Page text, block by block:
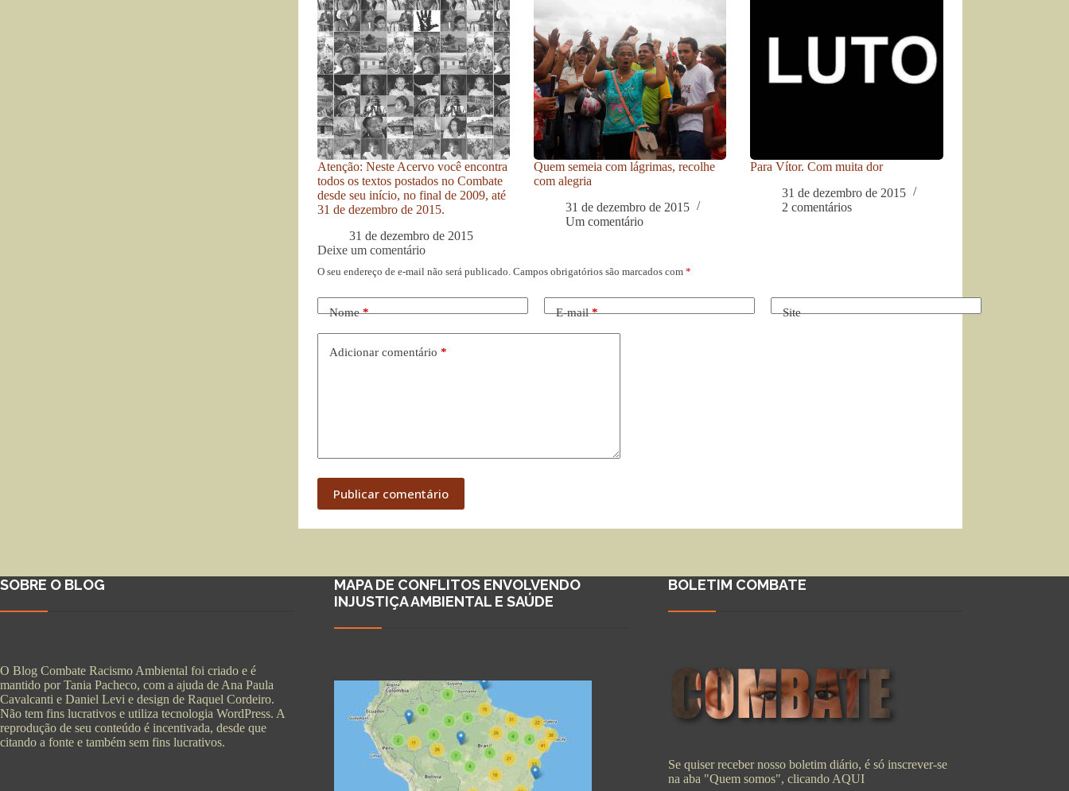
Atenção: Neste Acervo você encontra
todos os textos postados no Combate
desde seu início, no final de 2009, até
31 de dezembro de 2015.
31 de dezembro de 2015
Quem semeia com lágrimas, recolhe
com alegria
31 de dezembro de 2015
Um comentário
Para Vítor. Com muita dor
31 de dezembro de 2015
2 comentários
Deixe um comentário
O seu endereço de e-mail não será publicado. Campos obrigatórios são marcados com *
Nome* E-mail* Site
Adicionar comentário *
Publicar comentário
SOBRE O BLOG
O Blog Combate Racismo Ambiental foi criado e é
mantido por Tania Pacheco, com a ajuda de Ana Paula
Cavalcanti e Daniel Levi e design de Raquel Cordeiro.
Não tem fins lucrativos e utiliza tecnologia WordPress. A
reprodução de seu conteúdo é incentivada, desde que
citando a fonte e também sem fins lucrativos.
MAPA DE CONFLITOS ENVOLVENDO
INJUSTIÇA AMBIENTAL E SAÚDE
BOLETIM COMBATE
Se quiser receber nosso boletim diário, é só inscrever-se
na aba "Quem somos", clicando AQUI